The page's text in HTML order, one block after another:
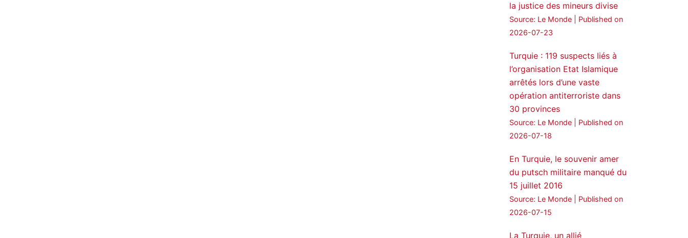
MedyaNews
24 Jan 2025
delegation made a statement
on Abdullah Öcalan meeting
#PeaceProcess #ImralıIsland
🔗https://medyanews.rs/h4lwBwQ
Twitter
Voir plus...
la justice des mineurs divise
Source: Le Monde
Published on
2026-07-23
Turquie : 119 suspects liés à
l’organisation Etat Islamique
arrêtés lors d’une vaste
opération antiterroriste dans
30 provinces
Source: Le Monde
Published on
2026-07-18
En Turquie, le souvenir amer
du putsch militaire manqué du
15 juillet 2016
Source: Le Monde
Published on
2026-07-15
La Turquie, un allié